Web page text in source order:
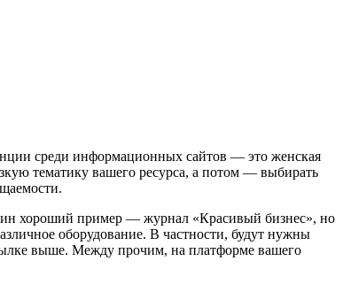
среди информационных сайтов — это женская
тематику вашего ресурса, а потом — выбирать
хороший пример — журнал «Красивый бизнес», но
оборудование. В частности, будут нужны
выше. Между прочим, на платформе вашего